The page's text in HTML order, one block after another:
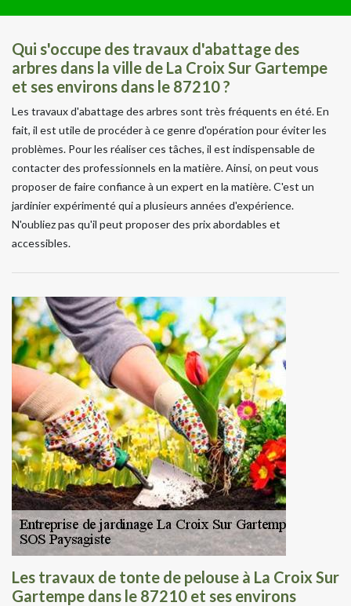
Qui s'occupe des travaux d'abattage des
arbres dans la ville de La Croix Sur Gartempe
et ses environs dans le 87210 ?
Les travaux d'abattage des arbres sont très fréquents en été. En
fait, il est utile de procéder à ce genre d'opération pour éviter les
problèmes. Pour les réaliser ces tâches, il est indispensable de
contacter des professionnels en la matière. Ainsi, on peut vous
proposer de faire confiance à un expert en la matière. C'est un
jardinier expérimenté qui a plusieurs années d'expérience.
N'oubliez pas qu'il peut proposer des prix abordables et
accessibles.
Les travaux de tonte de pelouse à La Croix Sur
Gartempe dans le 87210 et ses environs